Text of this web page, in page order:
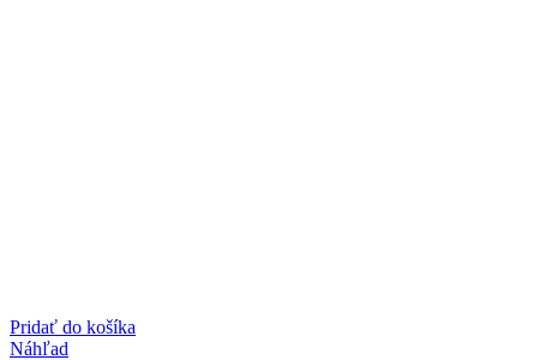
Pridať do košíka
Náhľad